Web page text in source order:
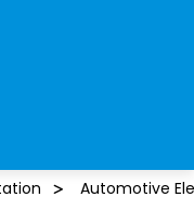
Automotive